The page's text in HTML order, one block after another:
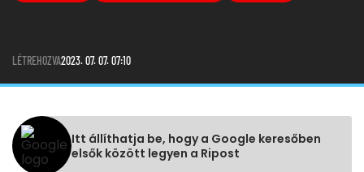
LÉTREHOZVA2023. 07. 07. 07:10
Itt állíthatja be, hogy a Google keresőben
elsők között legyen a Ripost